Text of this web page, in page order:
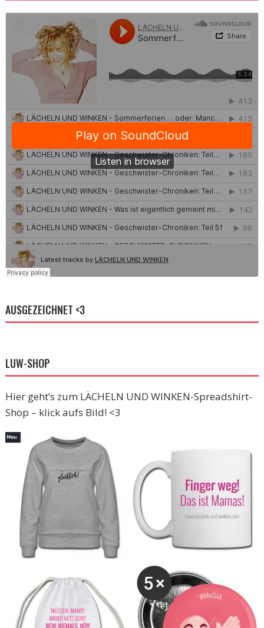
AUSGEZEICHNET <3
LUW-SHOP
Hier geht’s zum LÄCHELN UND WINKEN-Spreadshirt-
Shop – klick aufs Bild! <3